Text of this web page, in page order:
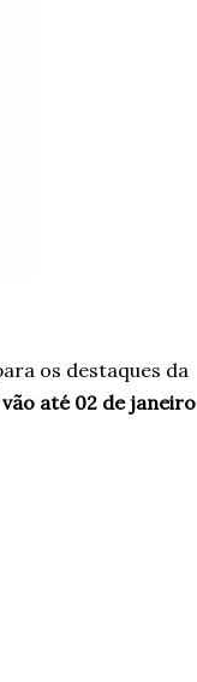
os destaques da
até 02 de janeiro